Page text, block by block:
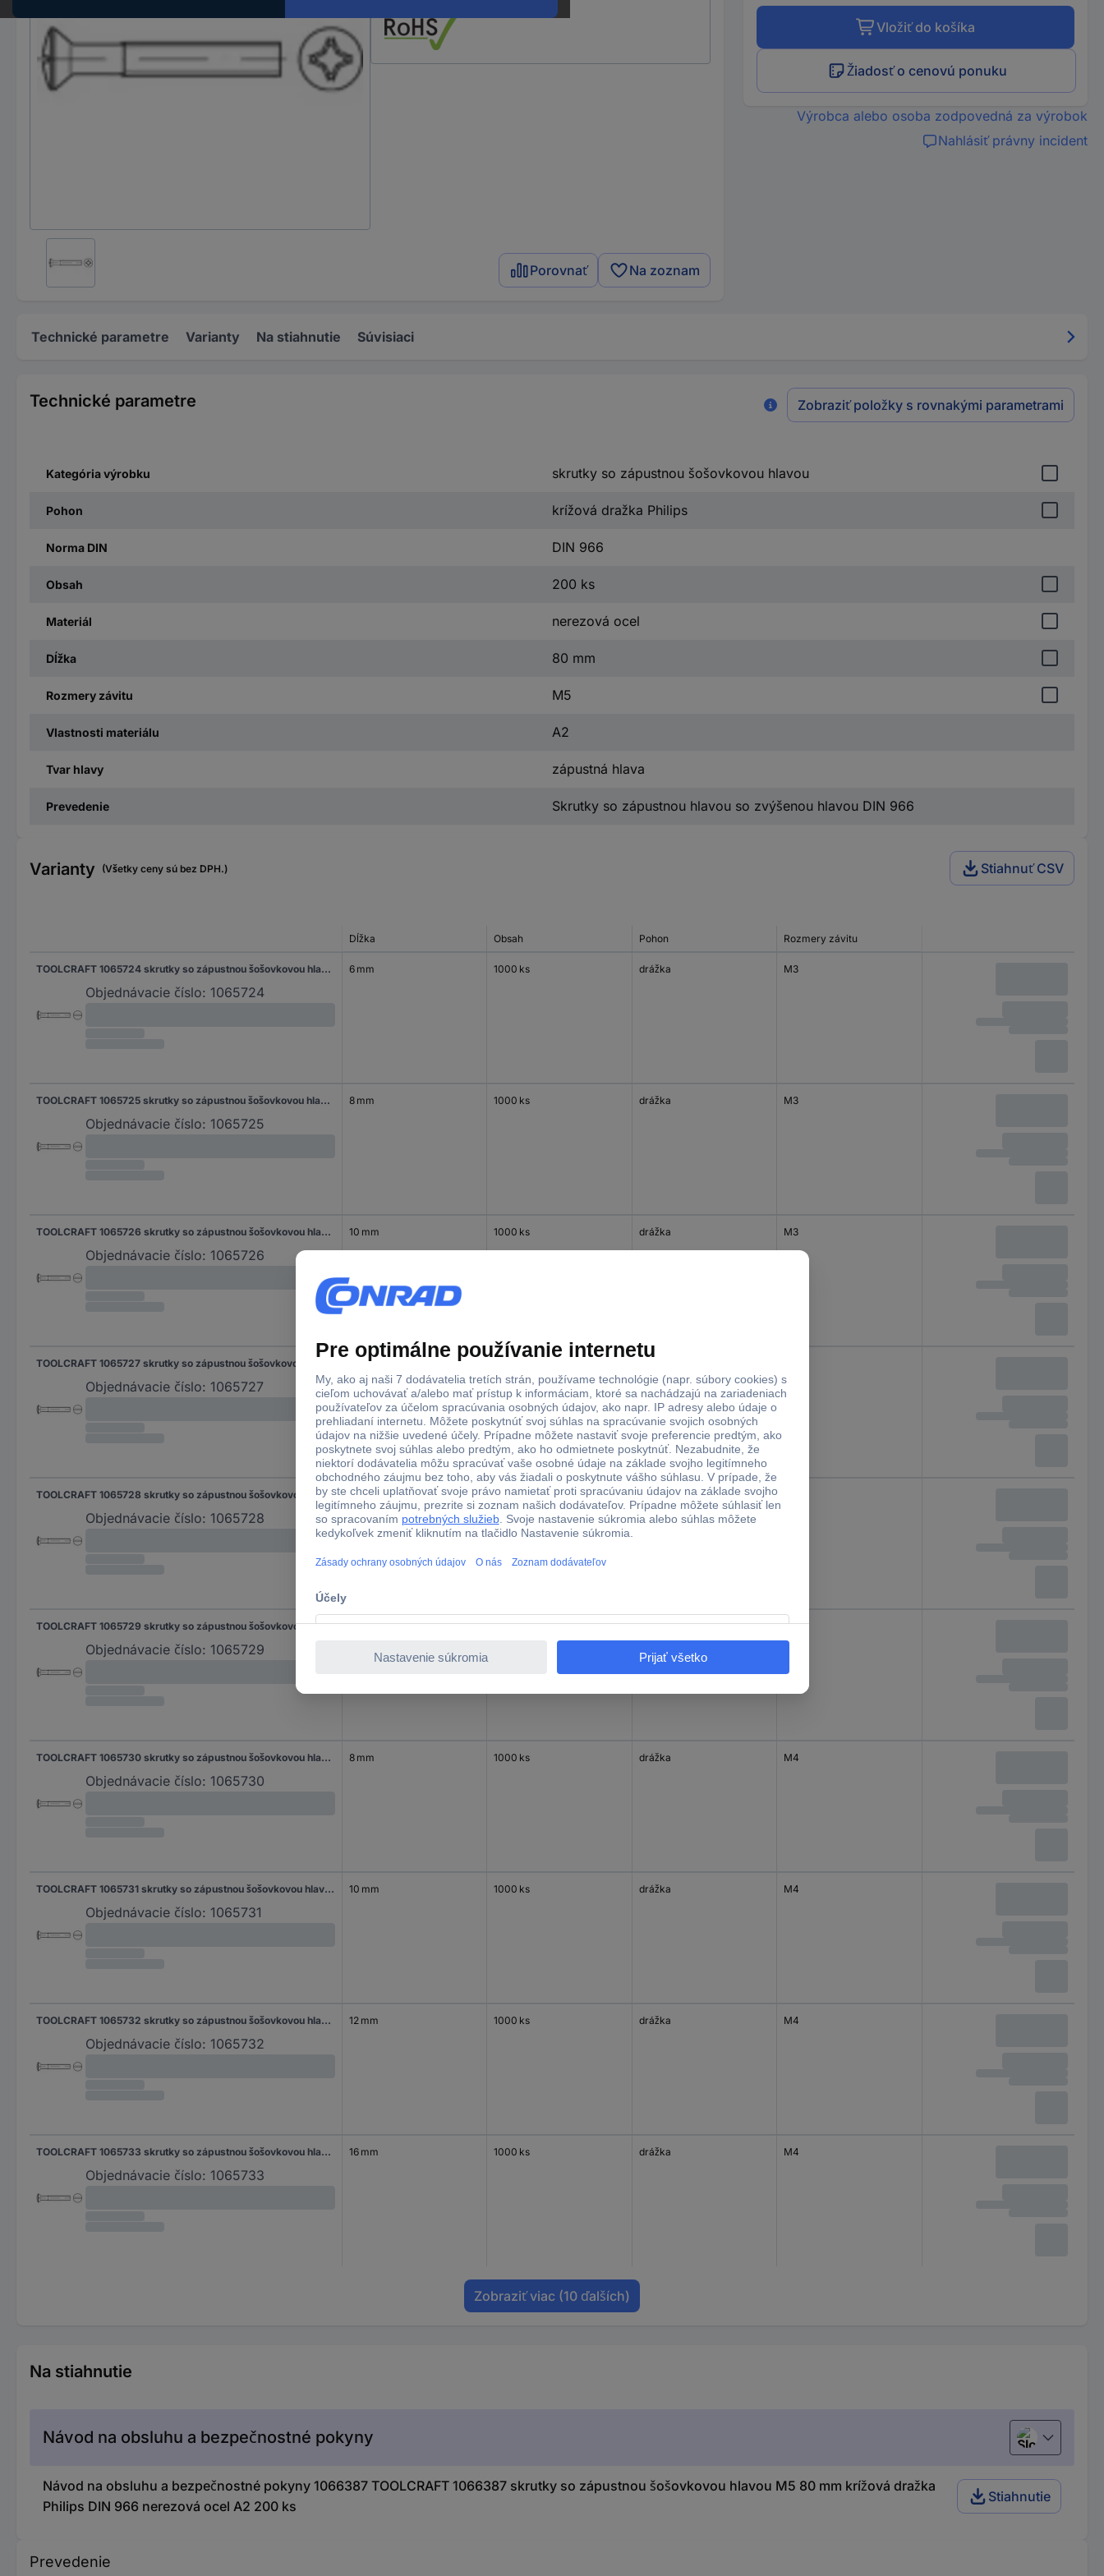
Porovnať Na zoznam
Vložiť do košíka
Žiadosť o cenovú ponuku
Výrobca alebo osoba zodpovedná za výrobok
Nahlásiť právny incident
Technické parametre Varianty Na stiahnutie Súvisiaci
Technické parametre Zobraziť položky s rovnakými parametrami
Kategória výrobku skrutky so zápustnou šošovkovou hlavou
Pohon krížová dražka Philips
Norma DIN DIN 966
Obsah 200 ks
Materiál nerezová ocel
Dĺžka 80 mm
Rozmery závitu M5
Vlastnosti materiálu A2
Tvar hlavy zápustná hlava
Prevedenie Skrutky so zápustnou hlavou so zvýšenou hlavou DIN 966
Varianty (Všetky ceny sú bez DPH.) Stiahnuť CSV
Dĺžka Obsah Pohon Rozmery závitu
TOOLCRAFT 1065724 skrutky so zápustnou šošovkovou hlavou M3 6 mm drážka DIN 964 nerezová ocel A2 1000 ks
Objednávacie číslo: 1065724
6 mm 1000 ks drážka M3
TOOLCRAFT 1065725 skrutky so zápustnou šošovkovou hlavou M3 8 mm drážka DIN 964 nerezová ocel A2 1000 ks
Objednávacie číslo: 1065725
8 mm 1000 ks drážka M3
TOOLCRAFT 1065726 skrutky so zápustnou šošovkovou hlavou M3 10 mm drážka DIN 964 nerezová ocel A2 1000 ks
Objednávacie číslo: 1065726
10 mm 1000 ks drážka M3
Objednávacie číslo: 1065727
12 mm
TOOLCRAFT 1065728 skrutky so zápustnou šošovkovou hlavou M3 20 mm drážka DIN 964 nerezová ocel A2 1000 ks
Objednávacie číslo: 1065728
20 mm 1000 ks drážka
TOOLCRAFT 1065729 skrutky so zápustnou šošovkovou hlavou M4 6 mm drážka DIN 964 nerezová ocel A2 1000 ks
Objednávacie číslo: 1065729
6 mm 1000 ks drážka M4
TOOLCRAFT 1065730 skrutky so zápustnou šošovkovou hlavou M4 8 mm drážka DIN 964 nerezová ocel A2 1000 ks
Objednávacie číslo: 1065730
8 mm 1000 ks drážka M4
TOOLCRAFT 1065731 skrutky so zápustnou šošovkovou hlavou M4 10 mm drážka DIN 964 nerezová ocel A2 1000 ks
Objednávacie číslo: 1065731
10 mm 1000 ks drážka M4
TOOLCRAFT 1065732 skrutky so zápustnou šošovkovou hlavou M4 12 mm drážka DIN 964 nerezová ocel A2 1000 ks
Objednávacie číslo: 1065732
12 mm 1000 ks drážka M4
TOOLCRAFT 1065733 skrutky so zápustnou šošovkovou hlavou M4 16 mm drážka DIN 964 nerezová ocel A2 1000 ks
Objednávacie číslo: 1065733
16 mm 1000 ks drážka M4
Zobraziť viac (10 ďalších)
Na stiahnutie
Návod na obsluhu a bezpečnostné pokyny Slovenčina
Návod na obsluhu a bezpečnostné pokyny 1066387 TOOLCRAFT 1066387 skrutky so zápustnou šošovkovou hlavou M5 80 mm krížová dražka
Philips DIN 966 nerezová ocel A2 200 ks
Stiahnutie
Prevedenie